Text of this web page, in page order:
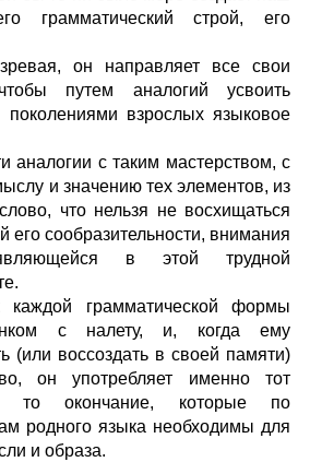
грамматический строй, его
он направляет все свои
путем аналогий усвоить
поколениями взрослых языковое
аналогии с таким мастерством, с
и значению тех элементов, из
что нельзя не восхищаться
его сообразительности, внимания
в этой трудной
каждой грамматической формы
с налету, и, когда ему
(или воссоздать в своей памяти)
он употребляет именно тот
то окончание, которые по
родного языка необходимы для
и образа.